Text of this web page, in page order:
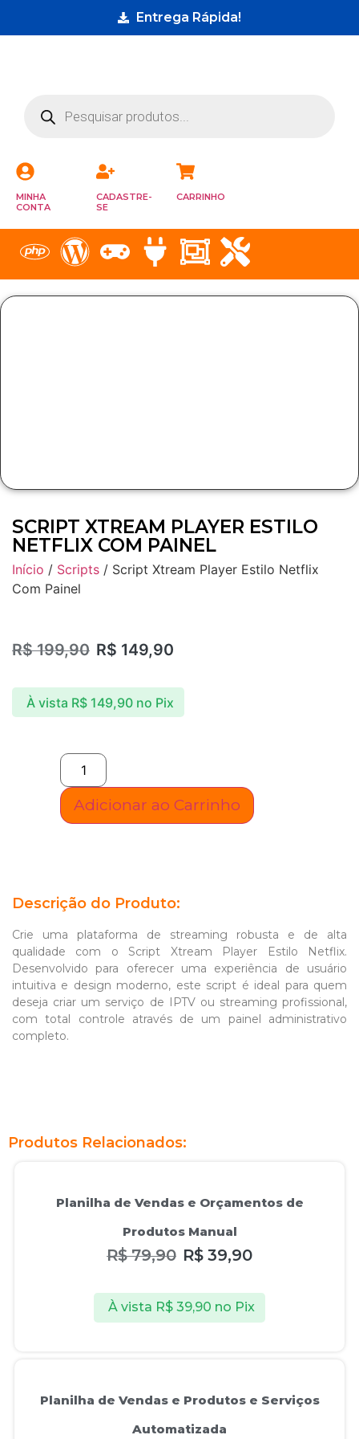
Entrega Rápida!
MINHA
CONTA
CADASTRE-
SE
CARRINHO
SCRIPT XTREAM PLAYER ESTILO
NETFLIX COM PAINEL
Início / Scripts / Script Xtream Player Estilo Netflix
Com Painel
R$199,90 R$ 149,90
À vista R$149,90 no Pix
Adicionar ao Carrinho
Descrição do Produto:
Crie uma plataforma de streaming robusta e de alta
qualidade com o Script Xtream Player Estilo Netflix.
Desenvolvido para oferecer uma experiência de usuário
intuitiva e design moderno, este script é ideal para quem
deseja criar um serviço de IPTV ou streaming profissional,
com total controle através de um painel administrativo
completo.
Produtos Relacionados:
Planilha de Vendas e Orçamentos de
Produtos Manual
R$79,90 R$ 39,90
À vista R$39,90 no Pix
Planilha de Vendas e Produtos e Serviços
Automatizada